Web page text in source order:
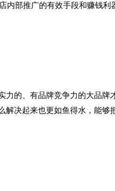
内部推广的有效手段和赚钱利
的、有品牌竞争力的大品牌
决起来也更如鱼得水，能够